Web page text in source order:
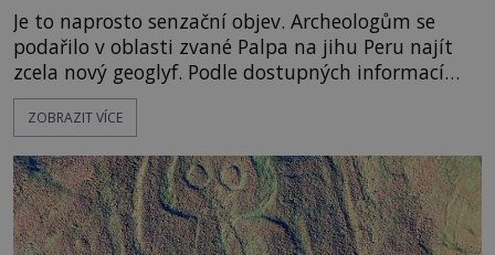
Je to naprosto senzační objev. Archeologům se
podařilo v oblasti zvané Palpa na jihu Peru najít
zcela nový geoglyf. Podle dostupných informací
dost možná jde o vůbec nejstarší odhalený obrazec
v dané oblasti. Pomůže badatelům pochopit, proč
geoglyfy na planině Nazca se rozpr
ZOBRAZIT VÍCE